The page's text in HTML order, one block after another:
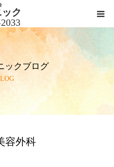
ク
ックブログ
容外科